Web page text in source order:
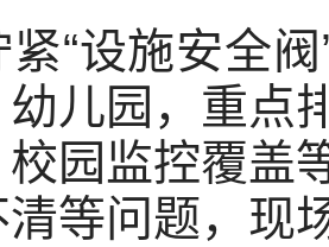
设施安全阀”
儿园，重点
校园监控覆盖
等问题，现